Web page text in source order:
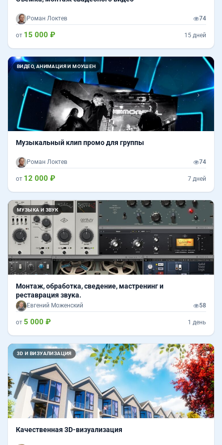
Роман Локтев 74
от 15 000 ₽ 15 дней
ВИДЕО, АНИМАЦИЯ И МОУШЕН
Назад
Музыкальный клип промо для группы
Роман Локтев 74
от 12 000 ₽ 7 дней
МУЗЫКА И ЗВУК
Назад
Монтаж, обработка, сведение, мастренинг и
реставрация звука.
Евгений Моженский 58
от 5 000 ₽ 1 день
3D И ВИЗУАЛИЗАЦИЯ
Назад
Качественная 3D-визуализация